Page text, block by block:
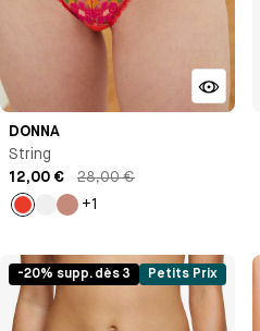
DONNA
String
12,00 €
28,00 €
+1
-20% supp. dès 3 Petits Prix